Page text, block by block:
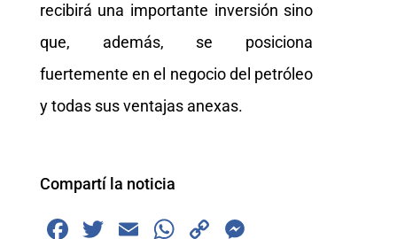
recibirá una importante inversión sino
que, además, se posiciona
fuertemente en el negocio del petróleo
y todas sus ventajas anexas.
Compartí la noticia
F
T
E
W
C